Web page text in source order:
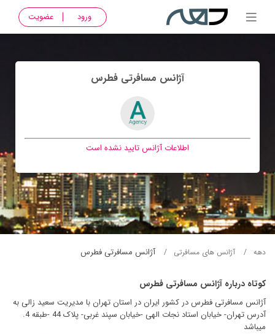
ورود عضویت
آژانس مسافرتی فطرس
اطلاعات آژانس تایید نشده است
دهه آژانس های مسافرتی آژانس مسافرتی فطرس
کوتاه درباره آژانس مسافرتی فطرس
آژانس مسافرتی فطرس در کشور ایران در استان تهران با مدیریت سعید زالی به
آدرس تهران- خیابان استاد نجات الهی -خیابان سپند غربی- پلاک 44 -طبقه 4.
میباشد